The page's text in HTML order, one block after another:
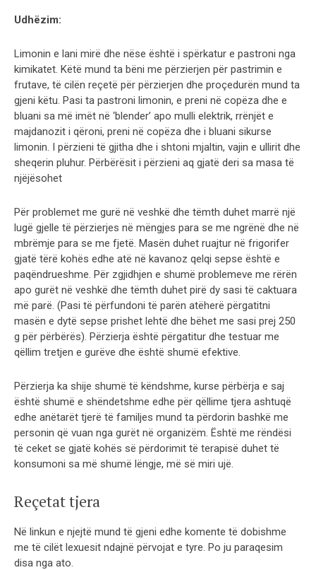
Udhëzim:
Limonin e lani mirë dhe nëse është i spërkatur e pastroni nga
kimikatet. Këtë mund ta bëni me përzierjen për pastrimin e
frutave, të cilën reçetë për përzierjen dhe proçedurën mund ta
gjeni këtu. Pasi ta pastroni limonin, e preni në copëza dhe e
bluani sa më imët në ‘blender’ apo mulli elektrik, rrënjët e
majdanozit i qëroni, preni në copëza dhe i bluani sikurse
limonin. I përzieni të gjitha dhe i shtoni mjaltin, vajin e ullirit dhe
sheqerin pluhur. Përbërësit i përzieni aq gjatë deri sa masa të
njëjësohet
Për problemet me gurë në veshkë dhe tëmth duhet marrë një
lugë gjelle të përzierjes në mëngjes para se me ngrënë dhe në
mbrëmje para se me fjetë. Masën duhet ruajtur në frigorifer
gjatë tërë kohës edhe atë në kavanoz qelqi sepse është e
paqëndrueshme. Për zgjidhjen e shumë problemeve me rërën
apo gurët në veshkë dhe tëmth duhet pirë dy sasi të caktuara
më parë. (Pasi të përfundoni të parën atëherë përgatitni
masën e dytë sepse prishet lehtë dhe bëhet me sasi prej 250
g për përbërës). Përzierja është përgatitur dhe testuar me
qëllim tretjen e gurëve dhe është shumë efektive.
Përzierja ka shije shumë të këndshme, kurse përbërja e saj
është shumë e shëndetshme edhe për qëllime tjera ashtuqë
edhe anëtarët tjerë të familjes mund ta përdorin bashkë me
personin që vuan nga gurët në organizëm. Është me rëndësi
të ceket se gjatë kohës së përdorimit të terapisë duhet të
konsumoni sa më shumë lëngje, më së miri ujë.
Reçetat tjera
Në linkun e njejtë mund të gjeni edhe komente të dobishme
me të cilët lexuesit ndajnë përvojat e tyre. Po ju paraqesim
disa nga ato.